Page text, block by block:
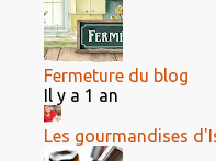
Fermeture du blog
Il y a 1 an
Les gourmandises